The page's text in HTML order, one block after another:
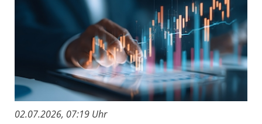
02.07.2026, 07:19 Uhr